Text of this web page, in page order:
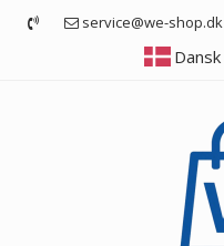
service@we-shop.dk
Dansk